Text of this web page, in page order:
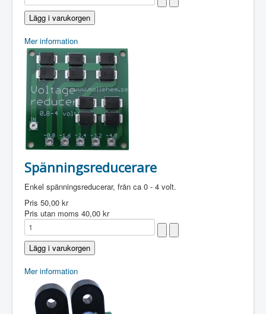
Mer information
Spänningsreducerare
Enkel spänningsreducerar, från ca 0 - 4 volt.
Pris 50,00 kr
Pris utan moms 40,00 kr
Mer information